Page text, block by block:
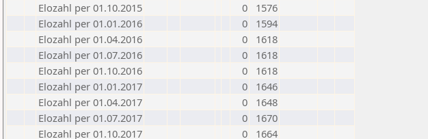
Elozahl per 01.10.2015
0
1576
Elozahl per 01.01.2016
0
1594
Elozahl per 01.04.2016
0
1618
Elozahl per 01.07.2016
0
1618
Elozahl per 01.10.2016
0
1618
Elozahl per 01.01.2017
0
1646
Elozahl per 01.04.2017
0
1648
Elozahl per 01.07.2017
0
1670
Elozahl per 01.10.2017
0
1664